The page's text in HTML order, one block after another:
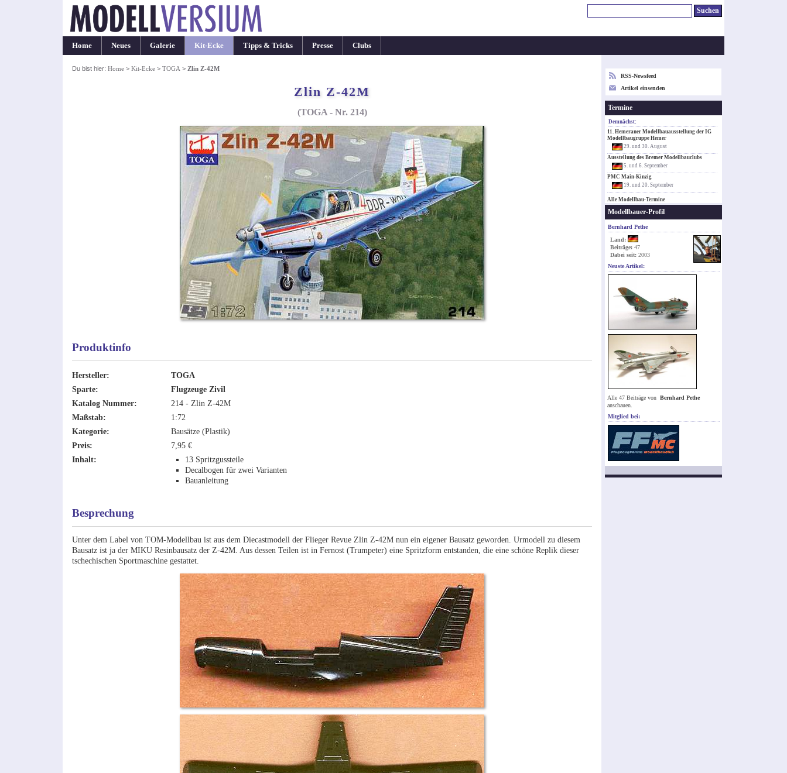
Home Neues Galerie Kit-Ecke Tipps & Tricks Presse Clubs
Du bist hier: Home> Kit-Ecke> TOGA > Zlin Z-42M
Zlin Z-42M
(TOGA - Nr. 214)
Produktinfo
Hersteller:
TOGA
Sparte:
Flugzeuge Zivil
Katalog Nummer:
214 - Zlin Z-42M
Maßstab:
1:72
Kategorie:
Bausätze (Plastik)
Preis:
7,95 €
Inhalt:
13 Spritzgussteile
Decalbogen für zwei Varianten
Bauanleitung
Besprechung
Unter dem Label von TOM-Modellbau ist aus dem Diecastmodell der Flieger Revue Zlin Z-42M nun ein eigener Bausatz geworden. Urmodell zu diesem
Bausatz ist ja der MIKU Resinbausatz der Z-42M. Aus dessen Teilen ist in Fernost (Trumpeter) eine Spritzform entstanden, die eine schöne Replik dieser
tschechischen Sportmaschine gestattet.
RSS-Newsfeed
Artikel einsenden
Termine
Demnächst:
11. Hemeraner Modellbauausstellung der IG
Modellbaugruppe Hemer
29. und 30. August
Ausstellung des Bremer Modellbauclubs
5. und 6. September
PMC Main-Kinzig
19. und 20. September
Alle Modellbau-Termine
Modellbauer-Profil
Bernhard Pethe
Land:
Beiträge: 47
Dabei seit: 2003
Neuste Artikel:
Alle 47 Beiträge von Bernhard Pethe
anschauen.
Mitglied bei: